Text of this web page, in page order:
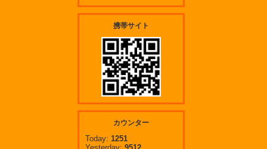
携帯サイト
カウンター
Today: 1251